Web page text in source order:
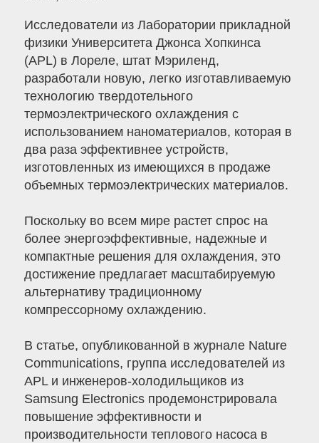
Исследователи из Лаборатории прикладной
физики Университета Джонса Хопкинса
(APL) в Лореле, штат Мэриленд,
разработали новую, легко изготавливаемую
технологию твердотельного
термоэлектрического охлаждения с
использованием наноматериалов, которая в
два раза эффективнее устройств,
изготовленных из имеющихся в продаже
объемных термоэлектрических материалов.
Поскольку во всем мире растет спрос на
более энергоэффективные, надежные и
компактные решения для охлаждения, это
достижение предлагает масштабируемую
альтернативу традиционному
компрессорному охлаждению.
В статье, опубликованной в журнале Nature
Communications, группа исследователей из
APL и инженеров-холодильщиков из
Samsung Electronics продемонстрировала
повышение эффективности и
производительности теплового насоса в